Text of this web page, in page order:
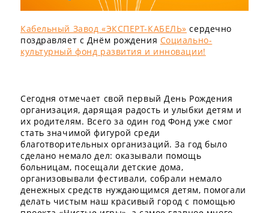
Кабельный Завод «ЭКСПЕРТ-КАБЕЛЬ» сердечно
поздравляет с Днём рождения Социально-
культурный фонд развития и инновации!
Сегодня отмечает свой первый День Рождения
организация, дарящая радость и улыбки детям и
их родителям. Всего за один год Фонд уже смог
стать значимой фигурой среди
благотворительных организаций. За год было
сделано немало дел: оказывали помощь
больницам, посещали детские дома,
организовывали фестивали, собрали немало
денежных средств нуждающимся детям, помогали
делать чистым наш красивый город с помощью